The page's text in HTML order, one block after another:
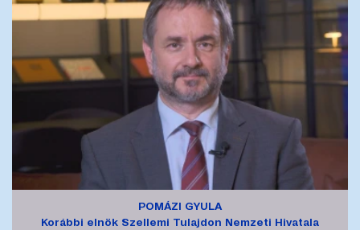
POMÁZI GYULA
Korábbi elnök Szellemi Tulajdon Nemzeti Hivatala